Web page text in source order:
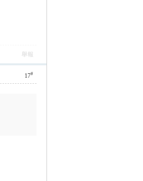
舉報
17#